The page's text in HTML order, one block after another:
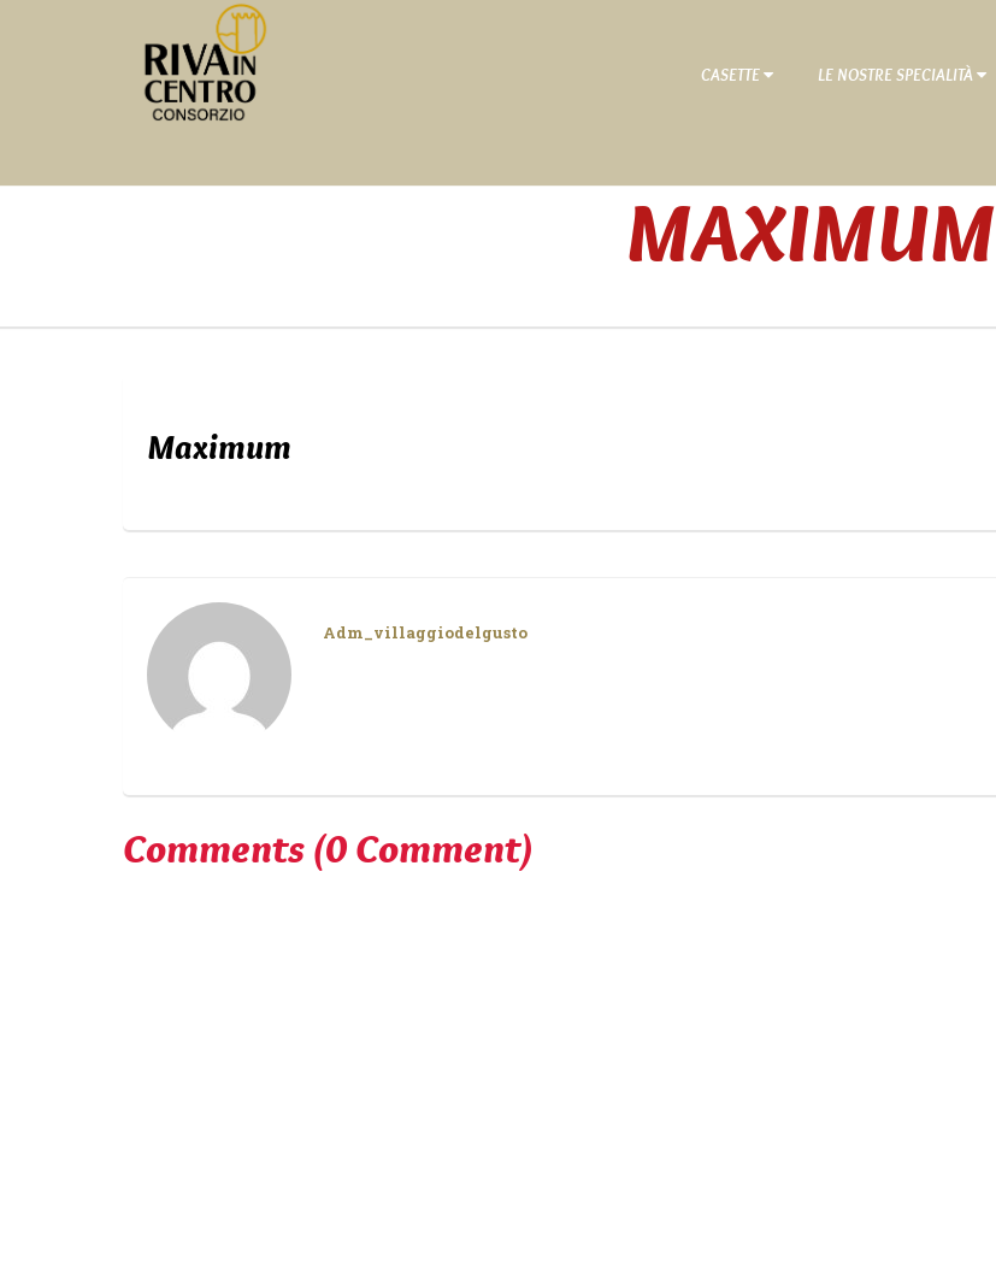
CASETTE LE NOSTRE SPECIALITÀ
MAXIMUM
Maximum
Adm_villaggiodelgusto
Comments (0 Comment)